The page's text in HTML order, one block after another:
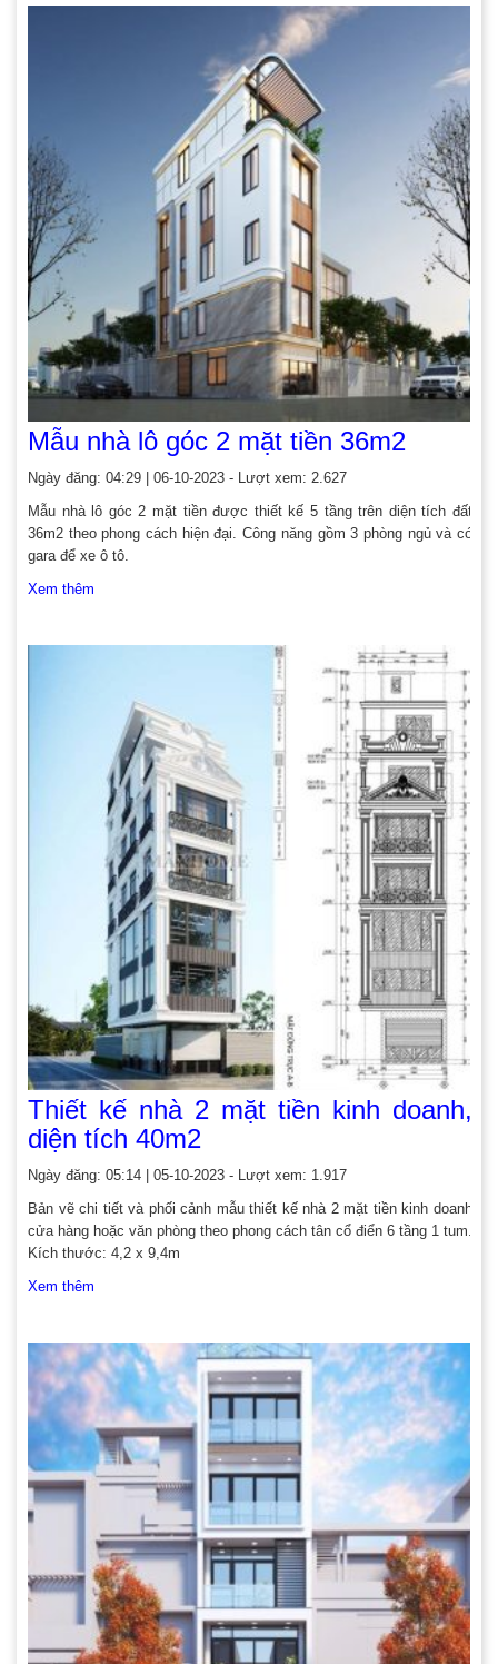
Mẫu nhà lô góc 2 mặt tiền 36m2
Ngày đăng: 04:29 | 06-10-2023 - Lượt xem: 2.627
Mẫu nhà lô góc 2 mặt tiền được thiết kế 5 tầng trên diện tích đất
36m2 theo phong cách hiện đại. Công năng gồm 3 phòng ngủ và có
gara để xe ô tô.
Xem thêm
Thiết kế nhà 2 mặt tiền kinh doanh,
diện tích 40m2
Ngày đăng: 05:14 | 05-10-2023 - Lượt xem: 1.917
Bản vẽ chi tiết và phối cảnh mẫu thiết kế nhà 2 mặt tiền kinh doanh
cửa hàng hoặc văn phòng theo phong cách tân cổ điển 6 tầng 1 tum.
Kích thước: 4,2 x 9,4m
Xem thêm